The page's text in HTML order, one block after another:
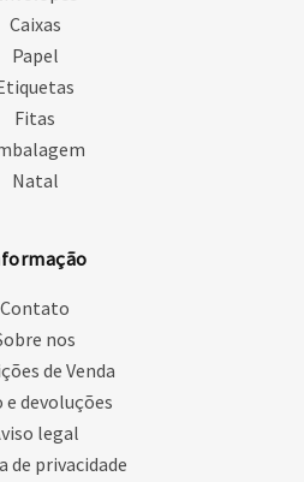
Caixas
Papel
Fitas
Natal
Contato
nos
de Venda
e devoluções
legal
de privacidade